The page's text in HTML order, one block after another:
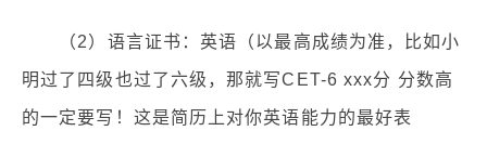
（2）语言证书：英语（以最高成绩为准，比如小
明过了四级也过了六级，那就写CET-6 xxx分 分数高
的一定要写！这是简历上对你英语能力的最好表